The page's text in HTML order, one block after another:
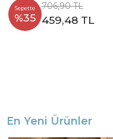
Sepette
%35
706,90 TL
459,48 TL
En Yeni Ürünler